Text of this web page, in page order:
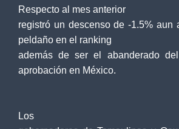
Respecto al mes anterior
registró un descenso de -1.5% aun
peldaño en el ranking
además de ser el abanderado
aprobación en México.
Los